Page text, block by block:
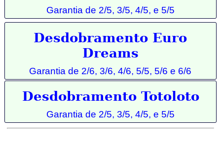
Garantia de 2/5, 3/5, 4/5, e 5/5
Desdobramento Euro
Dreams
Garantia de 2/6, 3/6, 4/6, 5/5, 5/6 e 6/6
Desdobramento Totoloto
Garantia de 2/5, 3/5, 4/5, e 5/5